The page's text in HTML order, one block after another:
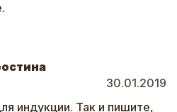
30.01.2019
индукции. Так и пишите,